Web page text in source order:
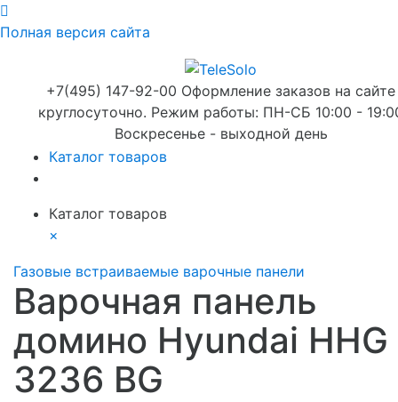
Полная версия сайта
+7(495) 147-92-00 Оформление заказов на сайте
круглосуточно. Режим работы: ПН-СБ 10:00 -
Воскресенье - выходной день
Каталог товаров
Каталог товаров
×
Газовые встраиваемые варочные панели
Варочная панель
домино Hyundai HHG
3236 BG